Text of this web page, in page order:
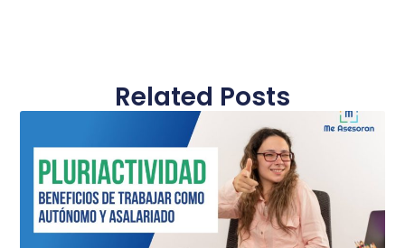
Related Posts